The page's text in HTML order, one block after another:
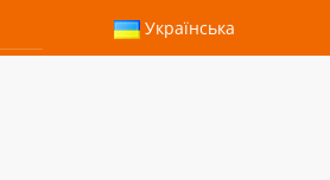
Українська